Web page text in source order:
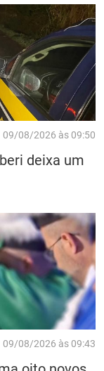
09/08/2026 às 09:50
deixa um
09/08/2026 às 09:43